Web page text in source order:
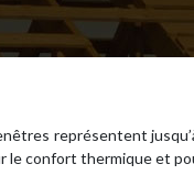
représentent
confort thermique et